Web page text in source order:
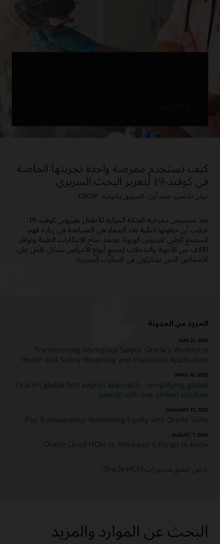
كيف تستخدم ممرضة واحدة تجربتها الخاصة
في كوفيد-19 لتعزيز البحث السريري
جوان تشامبرز، مدير أول، التسويق والتوعية، CISCRP
بعد تشخيص ممرضة العناية المركزة للأطفال بفيروس كوفيد-19،
عرفت أن خطوتها التالية بعد الشفاء هي المساعدة في زيادة فهم
المجتمع الطبي لفيروس كورونا. يعتمد نجاح الابتكارات الطبية وتوافر
الآلاف من الأدوية والتدخلات لجميع أنواع الأمراض بشكل كامل على
الأشخاص الذين يشاركون في التجارب السريرية.
المزيد من المدونة
MAY 21, 2025
Transforming Workplace Safety: Oracle's Workforce
Health and Safety Reporting and Inspection Application
APRIL 16, 2025
Oracle’s global first payroll approach – simplifying global
payroll with one unified solution
JANUARY 27, 2025
Pay Transparency: Redefining Equity with Oracle Skills
AUGUST 7, 2024
Oracle Cloud HCM vs. Workday: 5 things to know
عرض جميع منشورات Oracle HCM
البحث عن الموارد والمزيد